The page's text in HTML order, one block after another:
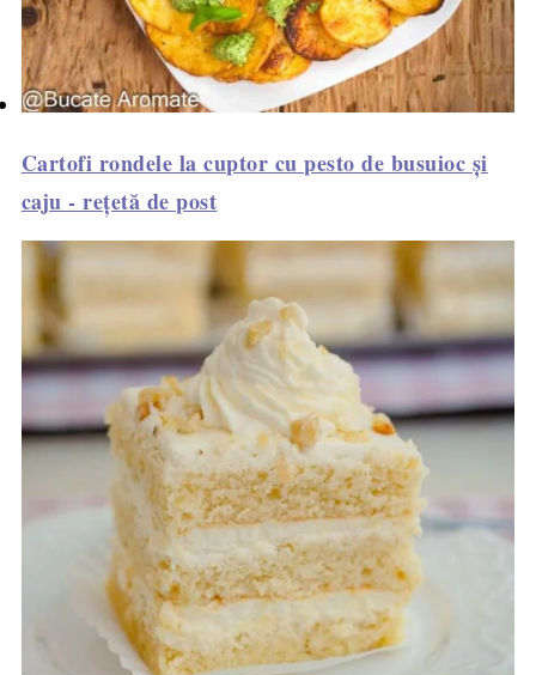
Cartofi rondele la cuptor cu pesto de busuioc și
caju - rețetă de post